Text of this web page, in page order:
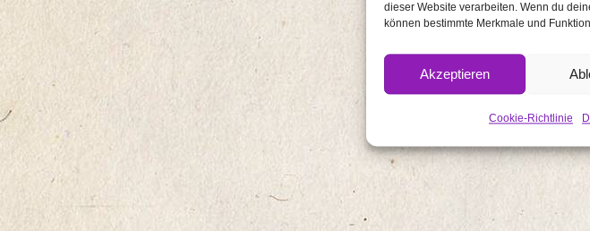
dieser Website verarbeiten. Wenn du
können bestimmte Merkmale und
Akzeptieren
Cookie-Richtlinie